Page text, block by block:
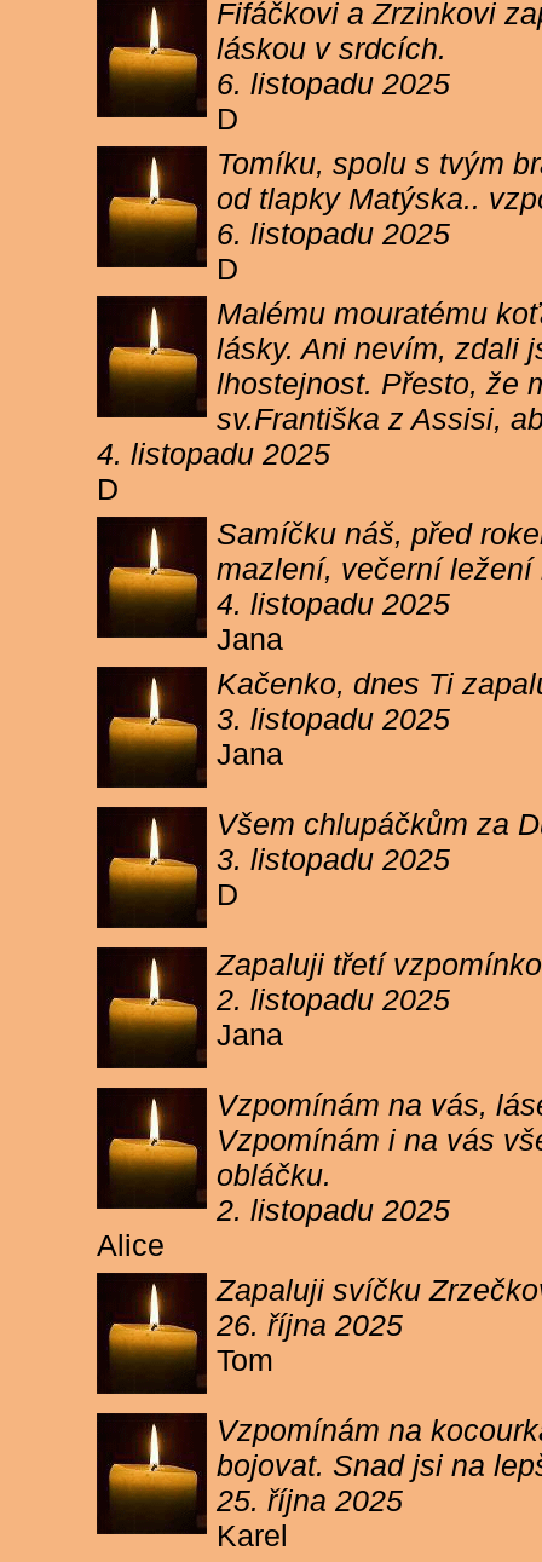
Fifáčkovi a Zrzinkovi
láskou v srdcích.
6. listopadu 2025
D
Tomíku, spolu s tvým
od tlapky Matýska..
6. listopadu 2025
D
Malému mouratému
lásky. Ani nevím, zdali
lhostejnost. Přesto, že
sv.Františka z Assisi,
4. listopadu 2025
D
Samíčku náš, před
mazlení, večerní
4. listopadu 2025
Jana
Kačenko, dnes Ti
3. listopadu 2025
Jana
Všem chlupáčkům za
3. listopadu 2025
D
Zapaluji třetí
2. listopadu 2025
Jana
Vzpomínám na vás,
Vzpomínám i na vás
obláčku.
2. listopadu 2025
Alice
Zapaluji svíčku
26. října 2025
Tom
Vzpomínám na
bojovat. Snad jsi na
25. října 2025
Karel